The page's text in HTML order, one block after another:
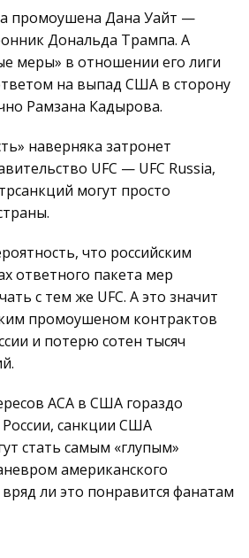
промоушена Дана Уайт —
Дональда Трампа. А
меры» в отношении его лиги
на выпад США в сторону
Рамзана Кадырова.
наверняка затронет
UFC — UFC Russia,
могут просто
что российским
ответного пакета мер
с тем же UFC. А это значит
промоушеном контрактов
и потерю сотен тысяч
ACA в США гораздо
санкции США
стать самым «глупым»
американского
ли это понравится фанатам